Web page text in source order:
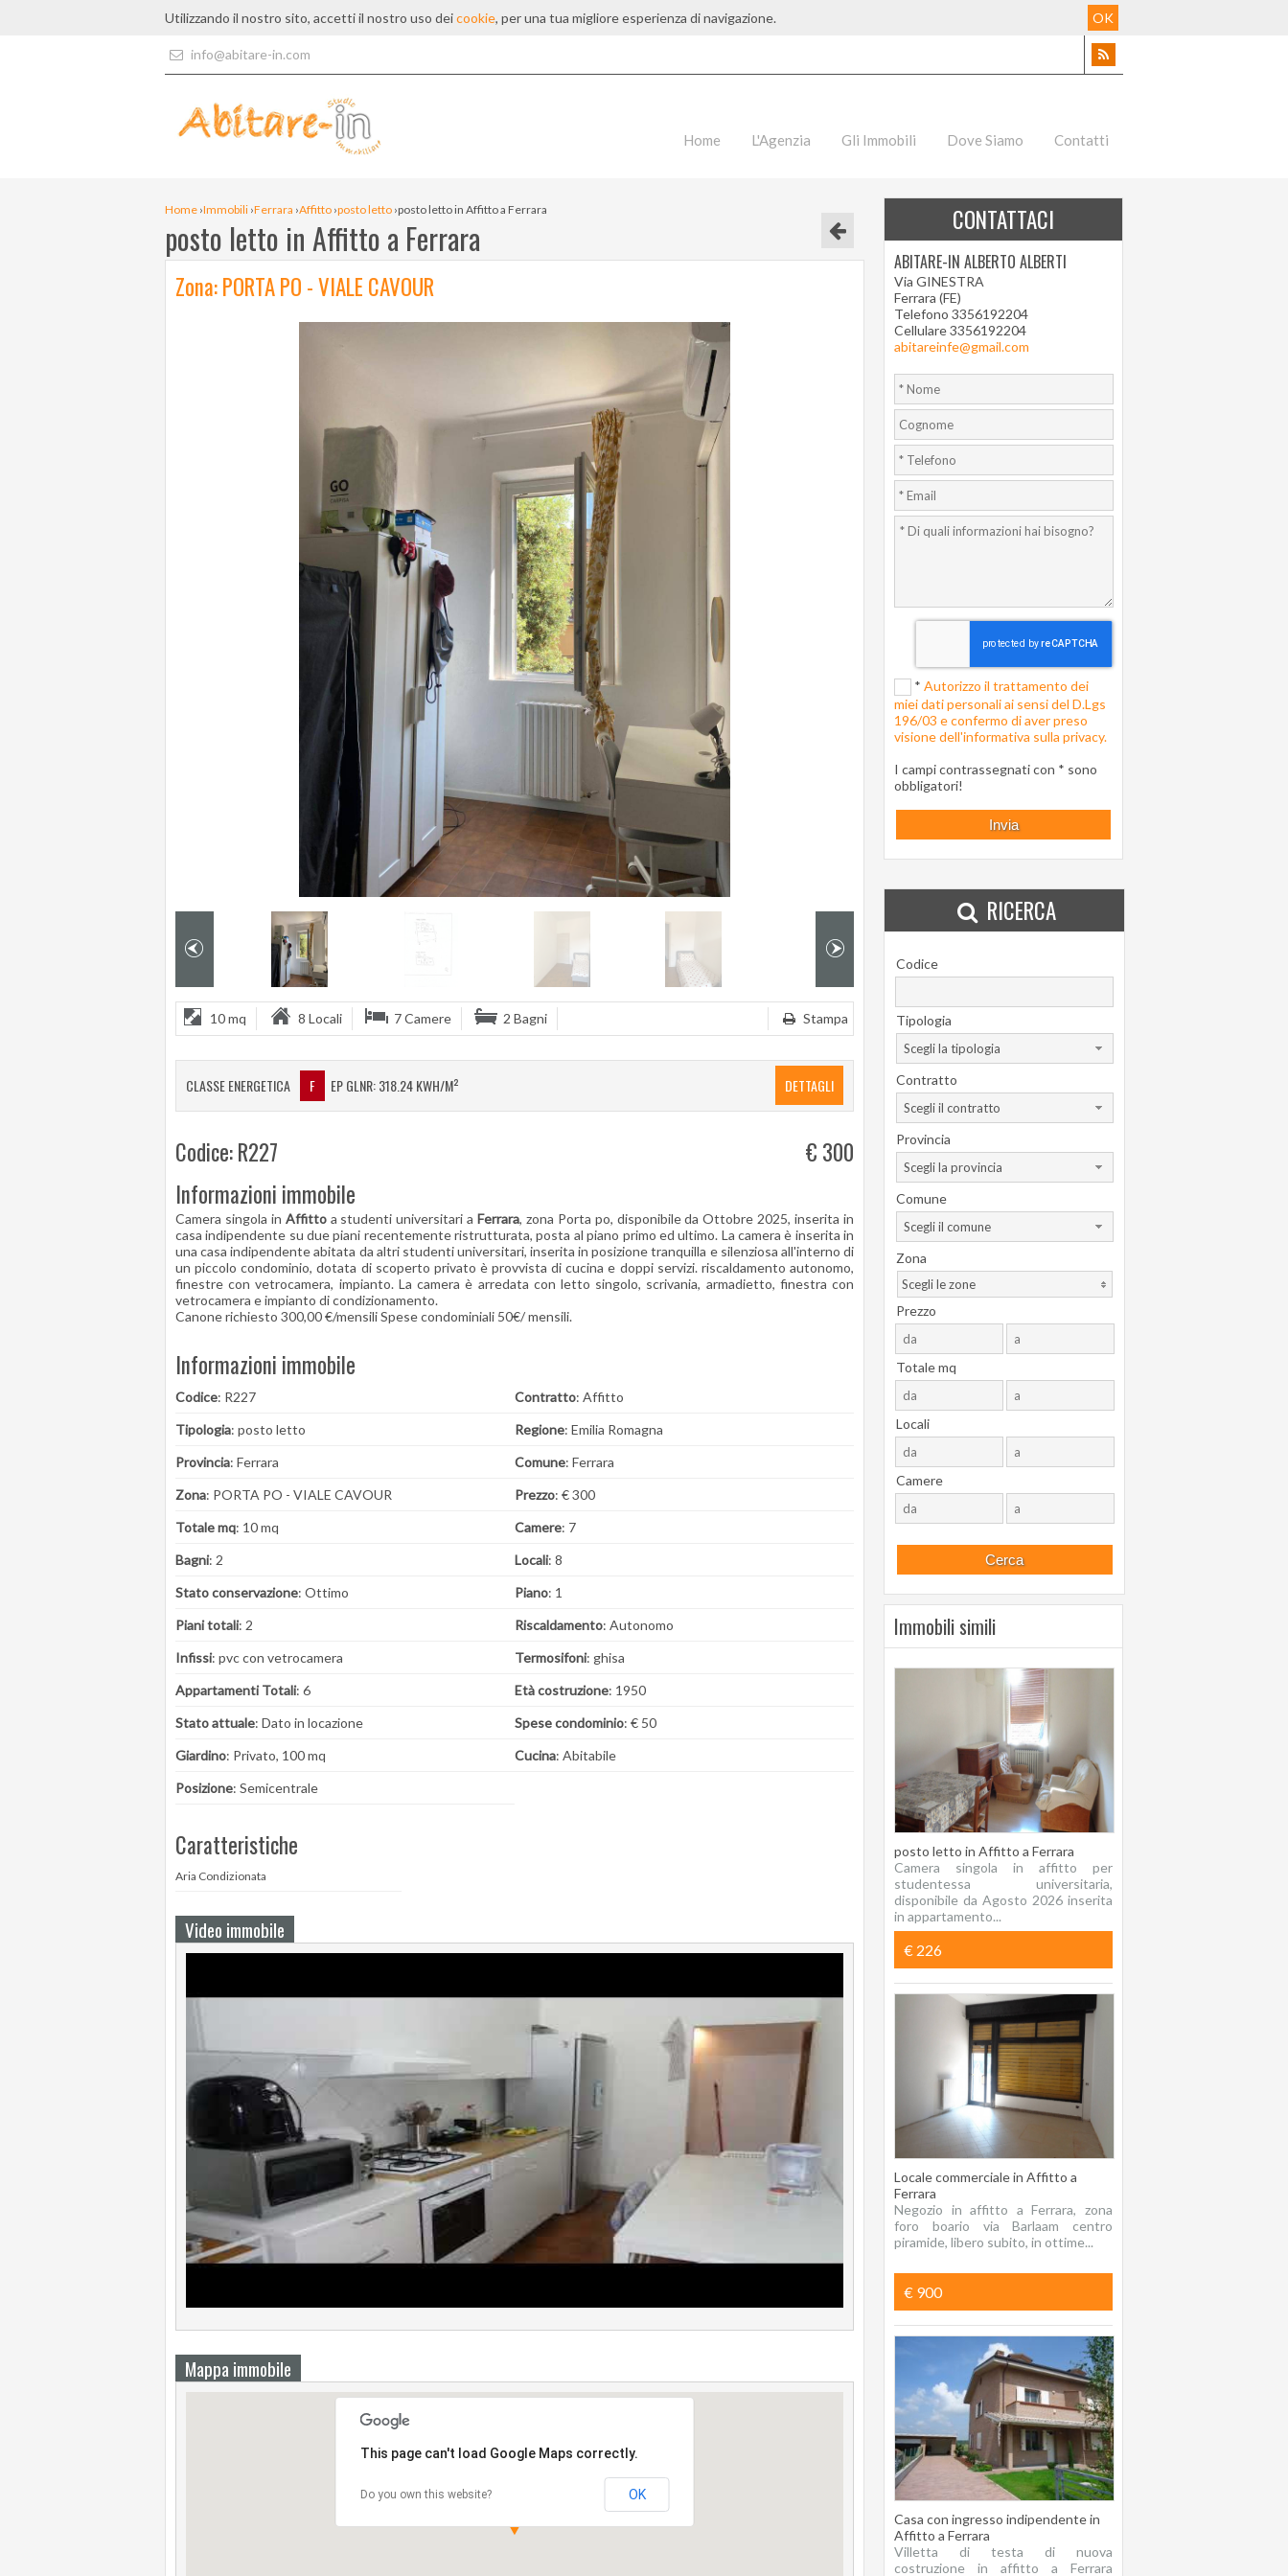
Utilizzando il nostro sito, accetti il nostro uso deicookie, per una tua migliore esperienza di navigazione. OK
info@abitare-in.com
Home L'Agenzia Gli Immobili Dove Siamo Contatti
Home ›Immobili ›Ferrara ›Affitto ›posto letto ›posto letto in Affitto a Ferrara
posto letto in Affitto a Ferrara
Zona: PORTA PO - VIALE CAVOUR
10 mq 8 Locali 7 Camere 2 Bagni Stampa
CLASSE ENERGETICA F EP GLNR: 318.24 KWH/M² DETTAGLI
Codice: R227
€ 300
Informazioni immobile
Camera singola in Affittoa studenti universitari aFerrara, zona Porta po, disponibile da Ottobre 2025, inserita in
casa indipendente su due piani recentemente ristrutturata, posta al piano primo ed ultimo. La camera è inserita in
una casa indipendente abitata da altri studenti universitari, inserita in posizione tranquilla e silenziosa all'interno di
un piccolo condominio, dotata di scoperto privato è provvista di cucina e doppi servizi. riscaldamento autonomo,
finestre con vetrocamera, impianto. La camera è arredata con letto singolo, scrivania, armadietto, finestra con
vetrocamera e impianto di condizionamento.
Canone richiesto 300,00 €/mensili Spese condominiali 50€/ mensili.
Informazioni immobile
Codice: R227 Contratto: Affitto
Tipologia: posto letto Regione: Emilia Romagna
Provincia: Ferrara Comune: Ferrara
Zona: PORTA PO - VIALE CAVOUR Prezzo: € 300
Totale mq: 10 mq Camere: 7
Bagni: 2 Locali: 8
Stato conservazione: Ottimo Piano: 1
Piani totali: 2 Riscaldamento: Autonomo
Infissi: pvc con vetrocamera Termosifoni: ghisa
Appartamenti Totali: 6 Età costruzione: 1950
Stato attuale: Dato in locazione Spese condominio: € 50
Giardino: Privato, 100 mq Cucina: Abitabile
Posizione: Semicentrale
Caratteristiche
Aria Condizionata
Video immobile
Mappa immobile
This page can't load Google Maps correctly.
Do you own this website? OK
CONTATTACI
ABITARE-IN ALBERTO ALBERTI
Via GINESTRA
Ferrara (FE)
Telefono 3356192204
Cellulare 3356192204
abitareinfe@gmail.com
* Autorizzo il trattamento dei
miei dati personali ai sensi del D.Lgs
196/03 e confermo di aver preso
visione dell'informativa sulla privacy.
I campi contrassegnati con * sono
obbligatori!
RICERCA
Codice
Tipologia
Scegli la tipologia
Contratto
Scegli il contratto
Provincia
Scegli la provincia
Comune
Scegli il comune
Zona
Scegli le zone
Prezzo
Totale mq
Locali
Camere
Immobili simili
posto letto in Affitto a Ferrara
Camera singola in affitto per
studentessa universitaria,
disponibile da Agosto 2026 inserita
in appartamento...
€ 226
Locale commerciale in Affitto a
Ferrara
Negozio in affitto a Ferrara, zona
foro boario via Barlaam centro
piramide, libero subito, in ottime...
€ 900
Casa con ingresso indipendente in
Affitto a Ferrara
Villetta di testa di nuova
costruzione in affitto a Ferrara